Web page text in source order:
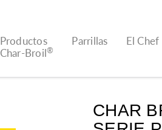
Productos
Char-Broil®
Parrillas El Chef
CHAR